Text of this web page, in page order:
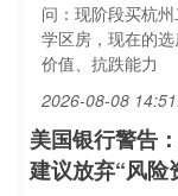
问：现阶段买杭
学区房，现在的
价值、抗跌能力
2026-08-08
美国银行警告
建议放弃“风险